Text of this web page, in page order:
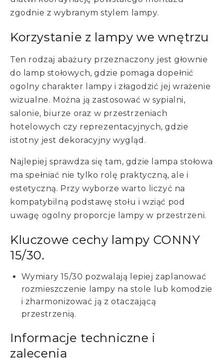
zgodnie z wybranym stylem lampy.
Korzystanie z lampy we wnętrzu
Ten rodzaj abażury przeznaczony jest głownie
do lamp stołowych, gdzie pomaga dopełnić
ogolny charakter lampy i złagodzić jej wrażenie
wizualne. Można ją zastosować w sypialni,
salonie, biurze oraz w przestrzeniach
hotelowych czy reprezentacyjnych, gdzie
istotny jest dekoracyjny wygląd.
Najlepiej sprawdza się tam, gdzie lampa stołowa
ma spełniać nie tylko rolę praktyczną, ale i
estetyczną. Przy wyborze warto liczyć na
kompatybilną podstawę stołu i wziąć pod
uwagę ogolny proporcje lampy w przestrzeni.
Kluczowe cechy lampy CONNY
15/30.
Wymiary 15/30 pozwalają lepiej zaplanować
rozmieszczenie lampy na stole lub komodzie
i zharmonizować ją z otaczającą
przestrzenią.
Informacje techniczne i
zalecenia